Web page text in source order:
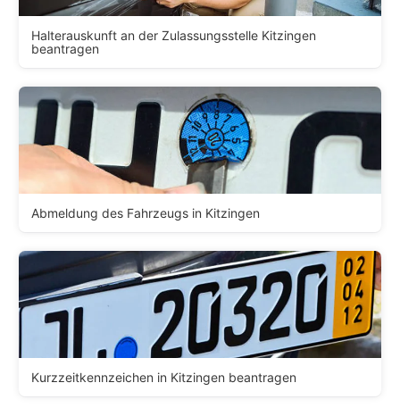
Halterauskunft an der Zulassungsstelle Kitzingen
beantragen
Abmeldung des Fahrzeugs in Kitzingen
Kurzzeitkennzeichen in Kitzingen beantragen